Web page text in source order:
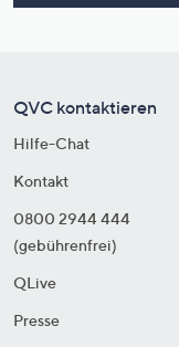
QVC kontaktieren
Hilfe-Chat
Kontakt
0800 2944 444
(gebührenfrei)
QLive
Presse